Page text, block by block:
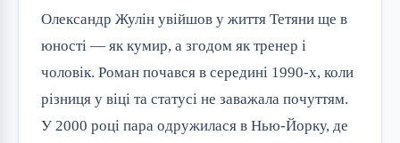
Олександр Жулін увійшов у життя Тетяни ще в
юності — як кумир, а згодом як тренер і
чоловік. Роман почався в середині 1990-х, коли
різниця у віці та статусі не заважала почуттям.
У 2000 році пара одружилася в Нью-Йорку, де